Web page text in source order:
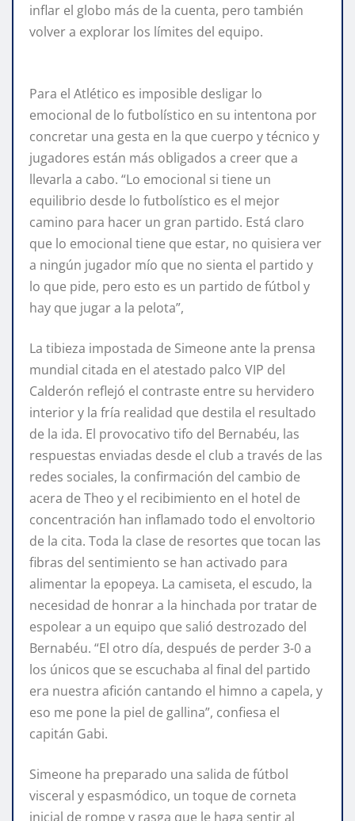
inflar el globo más de la cuenta, pero también
volver a explorar los límites del equipo.
Para el Atlético es imposible desligar lo
emocional de lo futbolístico en su intentona por
concretar una gesta en la que cuerpo y técnico y
jugadores están más obligados a creer que a
llevarla a cabo. “Lo emocional si tiene un
equilibrio desde lo futbolístico es el mejor
camino para hacer un gran partido. Está claro
que lo emocional tiene que estar, no quisiera ver
a ningún jugador mío que no sienta el partido y
lo que pide, pero esto es un partido de fútbol y
hay que jugar a la pelota”,
La tibieza impostada de Simeone ante la prensa
mundial citada en el atestado palco VIP del
Calderón reflejó el contraste entre su hervidero
interior y la fría realidad que destila el resultado
de la ida. El provocativo tifo del Bernabéu, las
respuestas enviadas desde el club a través de las
redes sociales, la confirmación del cambio de
acera de Theo y el recibimiento en el hotel de
concentración han inflamado todo el envoltorio
de la cita. Toda la clase de resortes que tocan las
fibras del sentimiento se han activado para
alimentar la epopeya. La camiseta, el escudo, la
necesidad de honrar a la hinchada por tratar de
espolear a un equipo que salió destrozado del
Bernabéu. “El otro día, después de perder 3-0 a
los únicos que se escuchaba al final del partido
era nuestra afición cantando el himno a capela, y
eso me pone la piel de gallina”, confiesa el
capitán Gabi.
Simeone ha preparado una salida de fútbol
visceral y espasmódico, un toque de corneta
inicial de rompe y rasga que le haga sentir al